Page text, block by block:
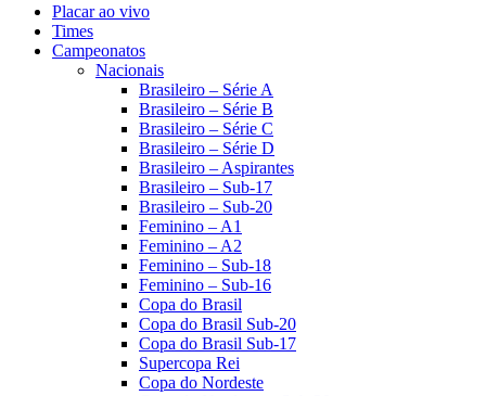
Placar ao vivo
Times
Campeonatos
Nacionais
Brasileiro – Série A
Brasileiro – Série B
Brasileiro – Série C
Brasileiro – Série D
Brasileiro – Aspirantes
Brasileiro – Sub-17
Brasileiro – Sub-20
Feminino – A1
Feminino – A2
Feminino – Sub-18
Feminino – Sub-16
Copa do Brasil
Copa do Brasil Sub-20
Copa do Brasil Sub-17
Supercopa Rei
Copa do Nordeste